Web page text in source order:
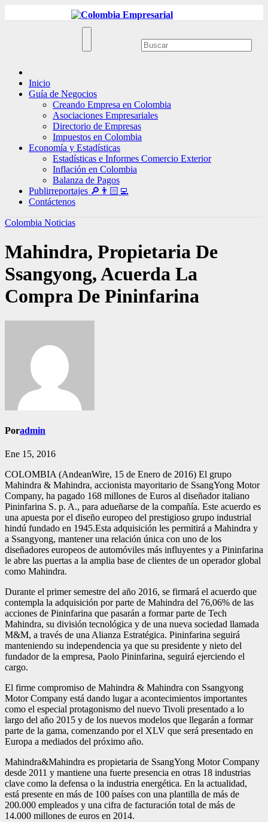
al
Inicio
Guía de Negocios
Creando Empresa en Colombia
Asociaciones Empresariales
Directorio de Empresas
Impuestos en Colombia
Economía y Estadísticas
Estadísticas e Informes Comercio Exterior
Inflación en Colombia
Balanza de Pagos
Publirreportajes 🔎👨🏻‍💻
Contáctenos
Colombia Noticias
Mahindra, Propietaria De
Ssangyong, Acuerda La
Compra De Pininfarina
Poradmin
Ene 15, 2016
COLOMBIA (AndeanWire, 15 de Enero de 2016) El grupo
Mahindra & Mahindra, accionista mayoritario de SsangYong Motor
Company, ha pagado 168 millones de Euros al diseñador italiano
Pininfarina S. p. A., para adueñarse de la compañía. Este acuerdo es
una apuesta por el diseño europeo del prestigioso grupo industrial
hindú fundado en 1945.Esta adquisición les permitirá a Mahindra y
a Ssangyong, mantener una relación única con uno de los
diseñadores europeos de automóviles más influyentes y a Pininfarina
le abre las puertas a la amplia base de clientes de un operador global
como Mahindra.
Durante el primer semestre del año 2016, se firmará el acuerdo que
contempla la adquisición por parte de Mahindra del 76,06% de las
acciones de Pininfarina que pasarán a formar parte de Tech
Mahindra, su división tecnológica y de una nueva sociedad llamada
M&M, a través de una Alianza Estratégica. Pininfarina seguirá
manteniendo su independencia ya que su presidente y nieto del
fundador de la empresa, Paolo Pininfarina, seguirá ejerciendo el
cargo.
El firme compromiso de Mahindra & Mahindra con Ssangyong
Motor Company está dando lugar a acontecimientos importantes
como el especial protagonismo del nuevo Tivoli presentado a lo
largo del año 2015 y de los nuevos modelos que llegarán a formar
parte de la gama, comenzando por el XLV que será presentado en
Europa a mediados del próximo año.
Mahindra&Mahindra es propietaria de SsangYong Motor Company
desde 2011 y mantiene una fuerte presencia en otras 18 industrias
clave como la defensa o la industria energética. En la actualidad,
está presente en más de 100 países con una plantilla de más de
200.000 empleados y una cifra de facturación total de más de
14.000 millones de euros en 2014.